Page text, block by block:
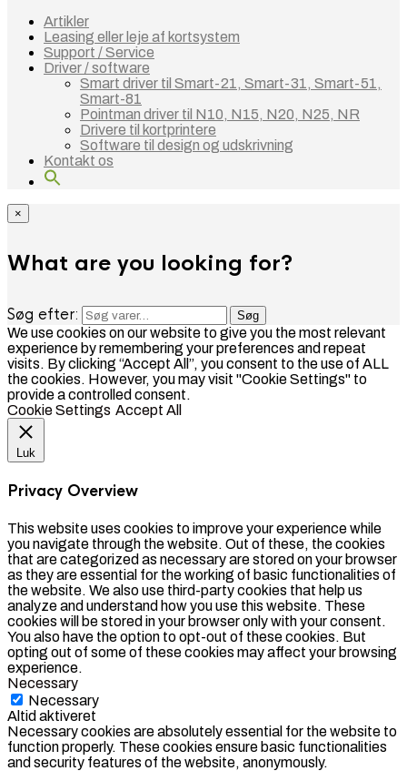
Artikler
Leasing eller leje af kortsystem
Support / Service
Driver / software
Smart driver til Smart-21, Smart-31, Smart-51,
Smart-81
Pointman driver til N10, N15, N20, N25, NR
Drivere til kortprintere
Software til design og udskrivning
Kontakt os
×
What are you looking for?
Søg efter: Søg
We use cookies on our website to give you the most relevant
experience by remembering your preferences and repeat
visits. By clicking “Accept All”, you consent to the use of ALL
the cookies. However, you may visit "Cookie Settings" to
provide a controlled consent.
Cookie Settings Accept All
Luk
Privacy Overview
This website uses cookies to improve your experience while
you navigate through the website. Out of these, the cookies
that are categorized as necessary are stored on your browser
as they are essential for the working of basic functionalities of
the website. We also use third-party cookies that help us
analyze and understand how you use this website. These
cookies will be stored in your browser only with your consent.
You also have the option to opt-out of these cookies. But
opting out of some of these cookies may affect your browsing
experience.
Necessary
Necessary
Altid aktiveret
Necessary cookies are absolutely essential for the website to
function properly. These cookies ensure basic functionalities
and security features of the website, anonymously.